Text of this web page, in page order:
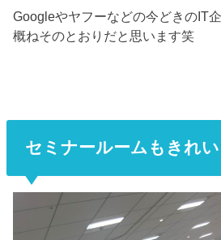
Googleやヤフーなどの今どきのIT
概ねそのとおりだと思います笑
セミナールームもきれい